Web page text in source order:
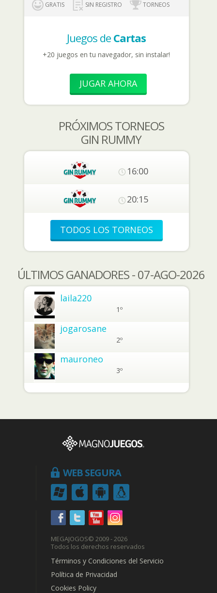
GRATIS SIN REGISTRO TORNEOS
Juegos de Cartas
+20 juegos en tu navegador, sin instalar!
JUGAR AHORA
PRÓXIMOS TORNEOS
GIN RUMMY
16:00
20:15
TODOS LOS TORNEOS
ÚLTIMOS GANADORES - 07-AGO-2026
laila220
1º
jogarosane
2º
mauroneo
3º
WEB SEGURA
MEGAJOGOS© 2009 - 2026
Todos los derechos reservados
Términos y Condiciones del Servicio
Política de Privacidad
Cookies Policy